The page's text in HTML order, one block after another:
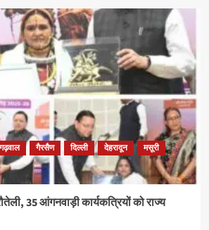
गैरसैण दिल्ली देहरादून
मसूरी
35 आंगनवाड़ी कार्यकत्रियों को राज्य